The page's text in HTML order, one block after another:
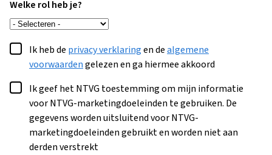
Welke rol heb je?
Ik heb de privacy verklaringen dealgemene
voorwaardengelezen en ga hiermee akkoord
Ik geef het NTVG toestemming om mijn informatie
voor NTVG-marketingdoeleinden te gebruiken. De
gegevens worden uitsluitend voor NTVG-
marketingdoeleinden gebruikt en worden niet aan
derden verstrekt